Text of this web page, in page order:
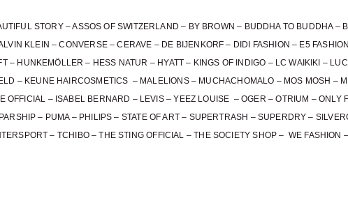
STORY – ASSOS OF SWITZERLAND – BY BROWN – BUDDHA TO BUDDHA –
KLEIN – CONVERSE – CERAVE – DE BIJENKORF – DIDI FASHION – E5
– HUNKEMÖLLER – HESS NATUR – HYATT – KINGS OF INDIGO – LC WAIKIKI –
– KEUNE HAIRCOSMETICS – MALELIONS – MUCHACHOMALO – MOS MOSH –
OFFICIAL – ISABEL BERNARD – LEVIS – YEEZ LOUISE – OGER – OTRIUM – ONLY
– PUMA – PHILIPS – STATE OF ART – SUPERTRASH – SUPERDRY –
– TCHIBO – THE STING OFFICIAL – THE SOCIETY SHOP – WE FASHION